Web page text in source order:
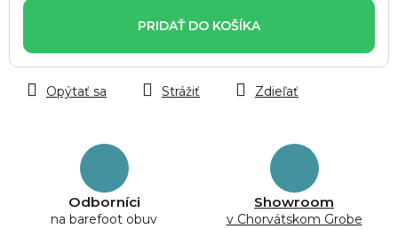
cena:
PRIDAŤ DO KOŠÍKA
Odborníci
na barefoot obuv
Showroom
v Chorvátskom Grobe
Opýtať sa Strážiť Zdieľať